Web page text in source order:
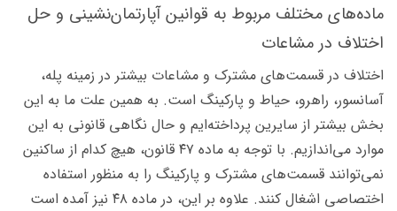
ماده‌های مختلف مربوط به قوانین آپارتمان‌نشینی و حل
اختلاف در مشاعات
اختلاف در قسمت‌های مشترک و مشاعات بیشتر در زمینه پله،
آسانسور، راهرو، حیاط و پارکینگ است. به همین علت ما به این
بخش بیشتر از سایرین پرداخته‌ایم و حال نگاهی قانونی به این
موارد می‌اندازیم. با توجه به ماده ۴۷ قانون، هیچ کدام از ساکنین
نمی‌توانند قسمت‌های مشترک و پارکینگ را به منظور استفاده
اختصاصی اشغال کنند. علاوه بر این، در ماده ۴۸ نیز آمده است